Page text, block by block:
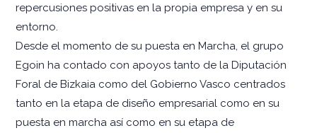
repercusiones positivas en la propia empresa y en su
entorno.
Desde el momento de su puesta en Marcha, el grupo
Egoin ha contado con apoyos tanto de la Diputación
Foral de Bizkaia como del Gobierno Vasco centrados
tanto en la etapa de diseño empresarial como en su
puesta en marcha así como en su etapa de